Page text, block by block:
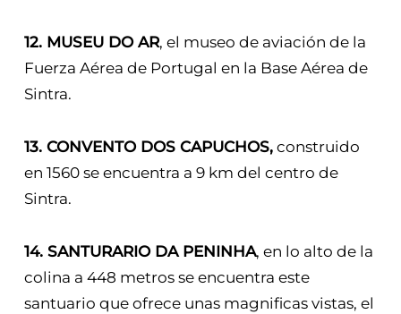
12. MUSEU DO AR, el museo de aviación de la
Fuerza Aérea de Portugal en la Base Aérea de
Sintra.
13. CONVENTO DOS CAPUCHOS,construido
en 1560 se encuentra a 9 km del centro de
Sintra.
14. SANTURARIO DA PENINHA, en lo alto de la
colina a 448 metros se encuentra este
santuario que ofrece unas magnificas vistas, el